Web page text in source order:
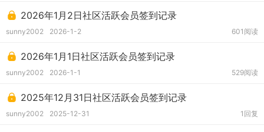
2026年1月2日社区活跃会员签到记录
sunny2002 2026-1-2 601阅读
2026年1月1日社区活跃会员签到记录
sunny2002 2026-1-1 529阅读
2025年12月31日社区活跃会员签到记录
sunny2002 2025-12-31 1回复